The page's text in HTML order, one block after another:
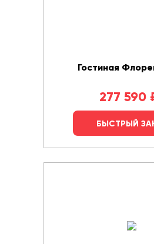
Гостиная
277 590
БЫСТРЫЙ